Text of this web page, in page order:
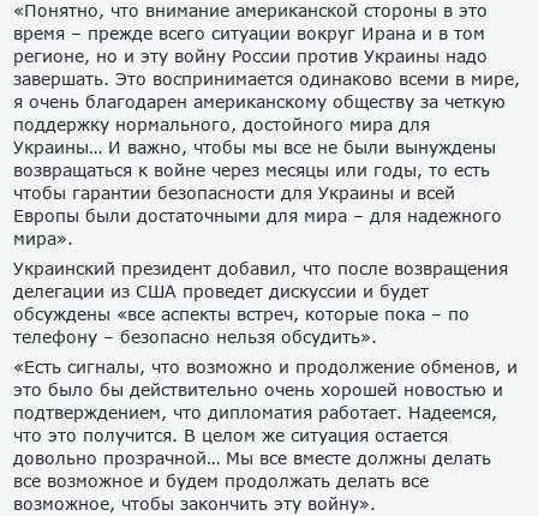
«Понятно, что внимание американской стороны в это
время – прежде всего ситуации вокруг Ирана и в том
регионе, но и эту войну России против Украины надо
завершать. Это воспринимается одинаково всеми в мире,
я очень благодарен американскому обществу за четкую
поддержку нормального, достойного мира для
Украины… И важно, чтобы мы все не были вынуждены
возвращаться к войне через месяцы или годы, то есть
чтобы гарантии безопасности для Украины и всей
Европы были достаточными для мира – для надежного
мира».
Украинский президент добавил, что после возвращения
делегации из США проведет дискуссии и будет
обсуждены «все аспекты встреч, которые пока – по
телефону – безопасно нельзя обсудить».
«Есть сигналы, что возможно и продолжение обменов, и
это было бы действительно очень хорошей новостью и
подтверждением, что дипломатия работает. Надеемся,
что это получится. В целом же ситуация остается
довольно прозрачной… Мы все вместе должны делать
все возможное и будем продолжать делать все
возможное, чтобы закончить эту войну».